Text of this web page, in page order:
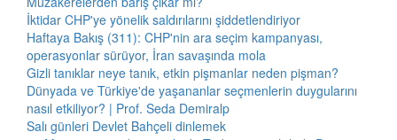
İktidar CHP'ye yönelik saldırılarını şiddetlendiriyor
Haftaya Bakış (311): CHP'nin ara seçim kampanyası,
operasyonlar sürüyor, İran savaşında mola
Gizli tanıklar neye tanık, etkin pişmanlar neden pişman?
Dünyada ve Türkiye'de yaşananlar seçmenlerin duygularını
nasıl etkiliyor? | Prof. Seda Demiralp
Salı günleri Devlet Bahçeli dinlemek